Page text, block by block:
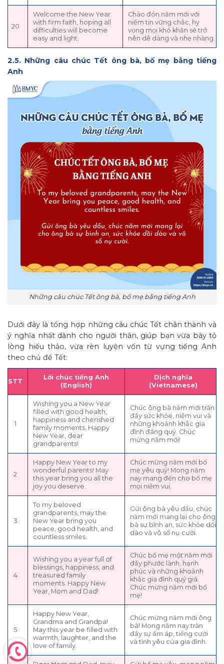
20
Welcome the New Year
with firm faith, hoping all
difficulties will become
easy and light.
Chào đón năm mới với
niềm tin vững chắc, hy
vọng mọi khó khăn sẽ trở
nên dễ dàng và nhẹ nhàng.
2.5. Những câu chúc Tết ông bà, bố mẹ bằng tiếng
Anh
Những câu chúc Tết ông bà, bố mẹ bằng tiếng Anh
Dưới đây là tổng hợp những câu chúc Tết chân thành và
ý nghĩa nhất dành cho người thân, giúp bạn vừa bày tỏ
lòng hiếu thảo, vừa rèn luyện vốn từ vựng tiếng Anh
theo chủ đề Tết:
STT
Lời chúc tiếng Anh
(English)
Dịch nghĩa
(Vietnamese)
1
Wishing you a New Year
filled with good health,
happiness and cherished
family moments. Happy
New Year, dear
grandparents!
Chúc ông bà năm mới tràn
đầy sức khỏe, niềm vui và
những khoảnh khắc gia
đình đáng quý. Chúc
mừng năm mới!
2
Happy New Year to my
wonderful parents! May
this year bring you all the
joy you deserve.
Chúc mừng năm mới bố
mẹ yêu quý! Mong năm
nay mang đến cho bố mẹ
mọi niềm vui.
3
To my beloved
grandparents, may the
New Year bring you
peace, good health, and
countless smiles.
Gửi ông bà yêu dấu, chúc
năm mới mang lại cho ông
bà sự bình an, sức khỏe dồi
dào và vô số nụ cười.
4
Wishing you a year full of
blessings, happiness, and
treasured family
moments. Happy New
Year, Mom and Dad!
Chúc bố mẹ một năm mới
đầy phước lành, hạnh
phúc và những khoảnh
khắc gia đình quý giá.
Chúc mừng năm mới bố
mẹ!
5
Happy New Year,
Grandma and Grandpa!
May this year be filled with
warmth, laughter, and the
love of family.
Chúc mừng năm mới ông
bà! Mong năm nay tràn
đầy sự ấm áp, tiếng cười
và tình yêu của gia đình.